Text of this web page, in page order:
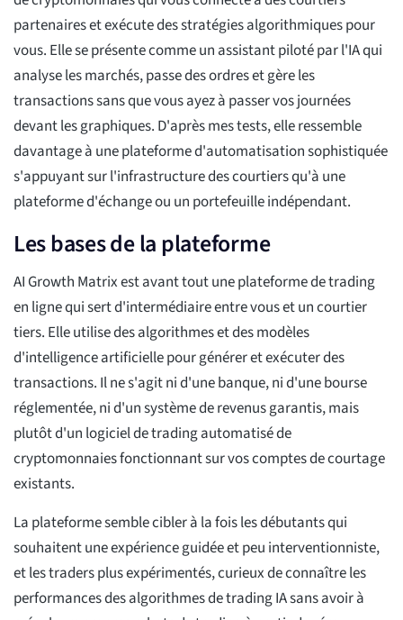
partenaires et exécute des stratégies algorithmiques pour
vous. Elle se présente comme un assistant piloté par l'IA qui
analyse les marchés, passe des ordres et gère les
transactions sans que vous ayez à passer vos journées
devant les graphiques. D'après mes tests, elle ressemble
davantage à une plateforme d'automatisation sophistiquée
s'appuyant sur l'infrastructure des courtiers qu'à une
plateforme d'échange ou un portefeuille indépendant.
Les bases de la plateforme
AI Growth Matrix est avant tout une plateforme de trading
en ligne qui sert d'intermédiaire entre vous et un courtier
tiers. Elle utilise des algorithmes et des modèles
d'intelligence artificielle pour générer et exécuter des
transactions. Il ne s'agit ni d'une banque, ni d'une bourse
réglementée, ni d'un système de revenus garantis, mais
plutôt d'un logiciel de trading automatisé de
cryptomonnaies fonctionnant sur vos comptes de courtage
existants.
La plateforme semble cibler à la fois les débutants qui
souhaitent une expérience guidée et peu interventionniste,
et les traders plus expérimentés, curieux de connaître les
performances des algorithmes de trading IA sans avoir à